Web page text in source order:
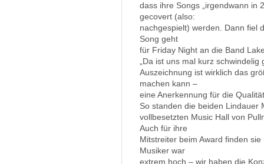
dass ihre Songs „irgendwann in
gecovert (also:
nachgespielt) werden. Dann fiel
Song geht
für Friday Night an die Band
„Da ist uns mal kurz
Auszeichnung ist wirklich das
machen kann –
eine Anerkennung für die
So standen die beiden Lindauer
vollbesetzten Music Hall von
Auch für ihre
Mitstreiter beim Award finden
Musiker war
extrem hoch – wir haben die